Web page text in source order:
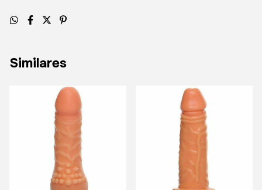
Similares